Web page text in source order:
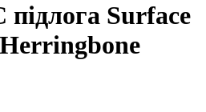
підлога Surface